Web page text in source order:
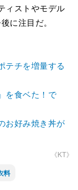
ィストやモデル
に注目だ。
テチを増量する
を食ベた！で
お好み焼き丼が
《KT》
料